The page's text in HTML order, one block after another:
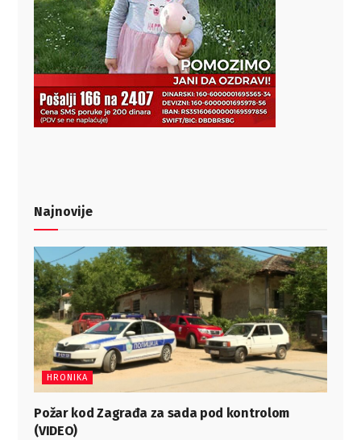
Najnovije
HRONIKA
Požar kod Zagrađa za sada pod kontrolom
(VIDEO)